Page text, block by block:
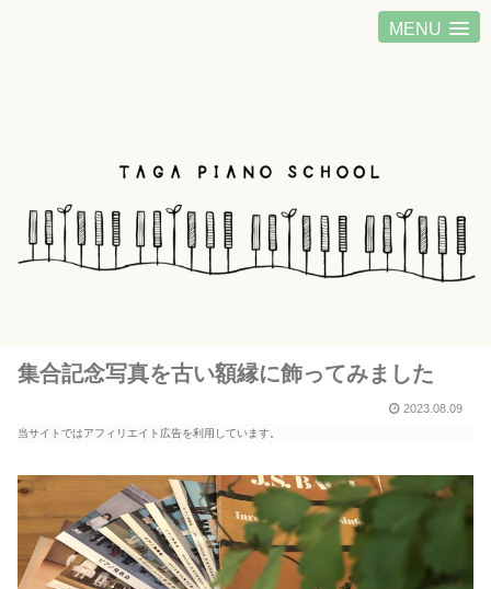
MENU
集合記念写真を古い額縁に飾ってみました
2023.08.09
当サイトではアフィリエイト広告を利用しています。